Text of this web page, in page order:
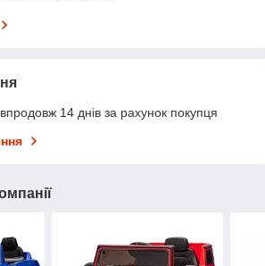
14 днів за рахунок покупця